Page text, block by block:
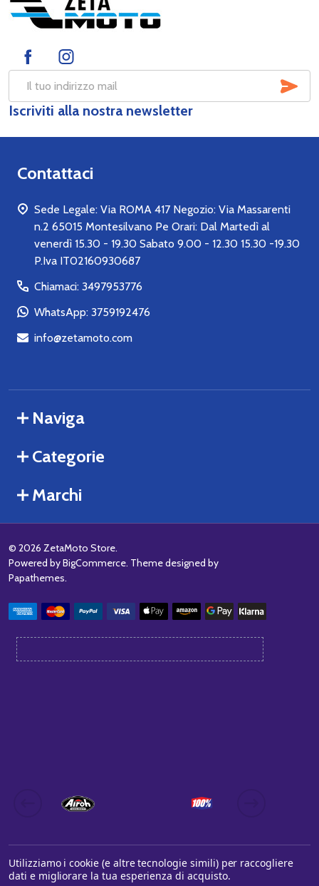
Footer
Start
Indirizzo
mail
Iscriviti alla nostra newsletter
Contattaci
Sede Legale: Via ROMA 417 Negozio: Via Massarenti
n.2 65015 Montesilvano Pe Orari: Dal Martedì al
venerdì 15.30 - 19.30 Sabato 9.00 - 12.30 15.30 -19.30
P.Iva IT02160930687
Chiamaci: 3497953776
WhatsApp: 3759192476
info@zetamoto.com
Naviga
Categorie
Marchi
© 2026 ZetaMoto Store.
Powered byBigCommerce. Theme designed by
Papathemes.
Utilizziamo i cookie (e altre tecnologie simili) per raccogliere
dati e migliorare la tua esperienza di acquisto.